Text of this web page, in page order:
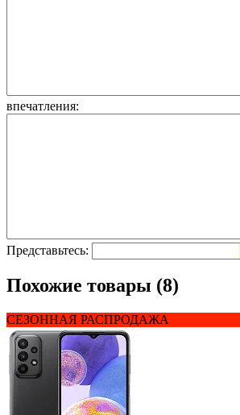
впечатления:
Представьтесь:
Похожие товары (8)
СЕЗОННАЯ РАСПРОДАЖА